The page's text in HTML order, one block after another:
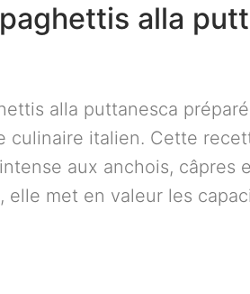
alla
alla puttanesca
culinaire italien. Cette
aux anchois, câpres
elle met en valeur les